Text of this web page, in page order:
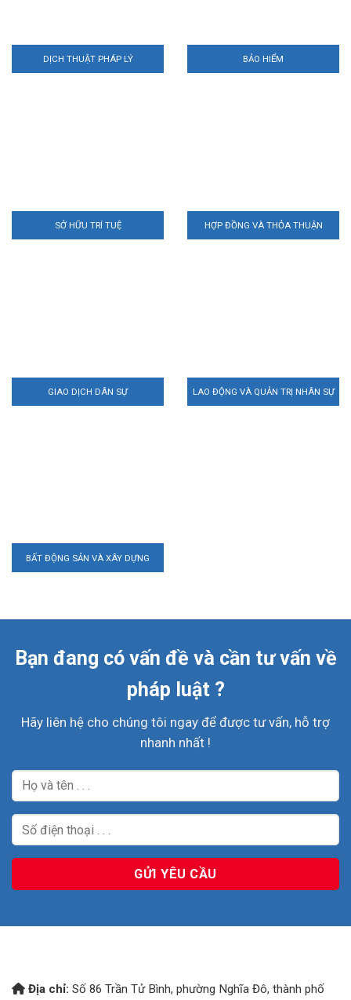
DỊCH THUẬT PHÁP LÝ BẢO HIỂM
SỞ HỮU TRÍ TUỆ HỢP ĐỒNG VÀ THỎA THUẬN
GIAO DỊCH DÂN SỰ LAO ĐỘNG VÀ QUẢN TRỊ NHÂN SỰ
BẤT ĐỘNG SẢN VÀ XÂY DỰNG
Bạn đang có vấn đề và cần tư vấn về
pháp luật ?
Hãy liên hệ cho chúng tôi ngay để được tư vấn, hỗ trợ
nhanh nhất !
Địa chỉ: Số 86 Trần Tử Bình, phường Nghĩa Đô, thành phố